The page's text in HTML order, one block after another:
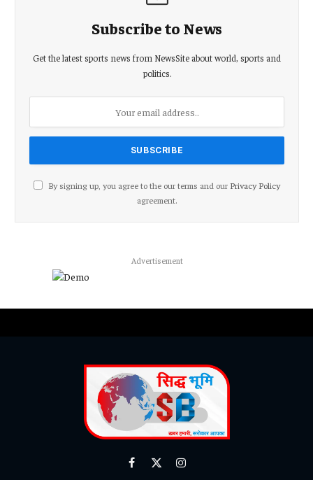
Subscribe to News
Get the latest sports news from NewsSite about world, sports and
politics.
By signing up, you agree to the our terms and our Privacy Policy
agreement.
Advertisement
Facebook
X
Instagram